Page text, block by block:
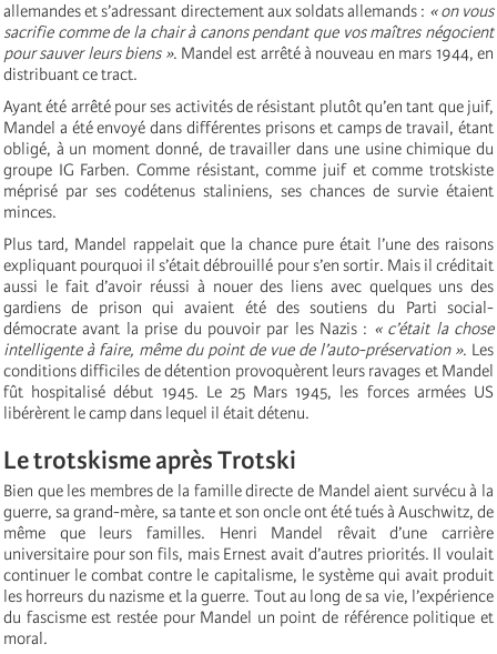
allemandes et s’adressant directement aux soldats allemands : « on vous
sacrifie comme de la chair à canons pendant que vos maîtres négocient
pour sauver leurs biens ». Mandel est arrêté à nouveau en mars 1944, en
distribuant ce tract.
Ayant été arrêté pour ses activités de résistant plutôt qu’en tant que juif,
Mandel a été envoyé dans différentes prisons et camps de travail, étant
obligé, à un moment donné, de travailler dans une usine chimique du
groupe IG Farben. Comme résistant, comme juif et comme trotskiste
méprisé par ses codétenus staliniens, ses chances de survie étaient
minces.
Plus tard, Mandel rappelait que la chance pure était l’une des raisons
expliquant pourquoi il s’était débrouillé pour s’en sortir. Mais il créditait
aussi le fait d’avoir réussi à nouer des liens avec quelques uns des
gardiens de prison qui avaient été des soutiens du Parti social-
démocrate avant la prise du pouvoir par les Nazis : « c’était la chose
intelligente à faire, même du point de vue de l’auto-préservation ». Les
conditions difficiles de détention provoquèrent leurs ravages et Mandel
fût hospitalisé début 1945. Le 25 Mars 1945, les forces armées US
libérèrent le camp dans lequel il était détenu.
Le trotskisme après Trotski
Bien que les membres de la famille directe de Mandel aient survécu à la
guerre, sa grand-mère, sa tante et son oncle ont été tués à Auschwitz, de
même que leurs familles. Henri Mandel rêvait d’une carrière
universitaire pour son fils, mais Ernest avait d’autres priorités. Il voulait
continuer le combat contre le capitalisme, le système qui avait produit
les horreurs du nazisme et la guerre. Tout au long de sa vie, l’expérience
du fascisme est restée pour Mandel un point de référence politique et
moral.